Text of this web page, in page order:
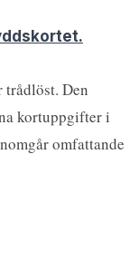
Den
kortuppgifter i
omfattande